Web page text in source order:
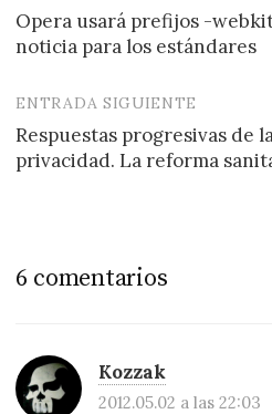
de
Opera usará prefijos -webkit
noticia para los estándares
ENTRADA SIGUIENTE
Respuestas progresivas de
privacidad. La reforma
6 comentarios
Kozzak
2012.05.02 a las 22:03